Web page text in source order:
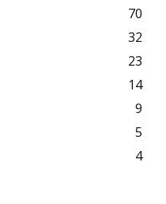
70
32
23
14
9
5
4